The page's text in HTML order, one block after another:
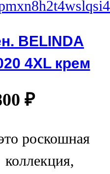
BELINDA
4XL крем
₽
роскошная